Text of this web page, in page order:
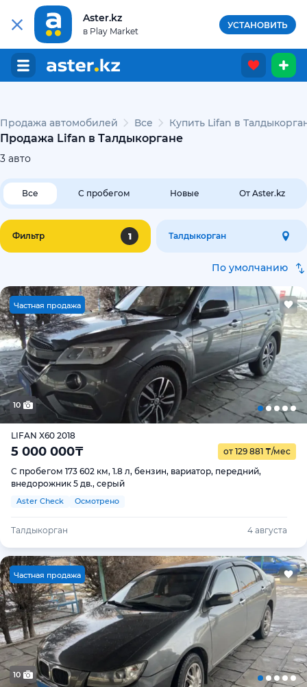
Aster.kz
в Play Market
УСТАНОВИТЬ
Продажа автомобилей Все Купить Lifan в
Продажа Lifan в Талдыкоргане
3 авто
Все С пробегом Новые От Aster.kz
Фильтр 1 Талдыкорган
По умолчанию
Частная продажа
10
LIFAN X60 2018
5 000 000₸ от 129 881 ₸/мес
С пробегом 173 602 км, 1.8 л, бензин, вариатор, передний,
внедорожник 5 дв., серый
Aster Check Осмотрено
Талдыкорган 4 августа
Частная продажа
10